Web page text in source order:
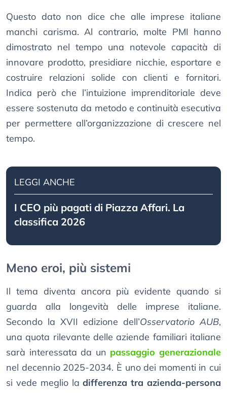
Questo dato non dice che alle imprese italiane
manchi carisma. Al contrario, molte PMI hanno
dimostrato nel tempo una notevole capacità di
innovare prodotto, presidiare nicchie, esportare e
costruire relazioni solide con clienti e fornitori.
Indica però che l’intuizione imprenditoriale deve
essere sostenuta da metodo e continuità esecutiva
per permettere all’organizzazione di crescere nel
tempo.
LEGGI ANCHE
I CEO più pagati di Piazza Affari. La
classifica 2026
Meno eroi, più sistemi
Il tema diventa ancora più evidente quando si
guarda alla longevità delle imprese italiane.
Secondo la XVII edizione dell’Osservatorio AUB,
una quota rilevante delle aziende familiari italiane
sarà interessata da un passaggio generazionale
nel decennio 2025-2034. È uno dei momenti in cui
si vede meglio ladifferenza tra azienda-persona